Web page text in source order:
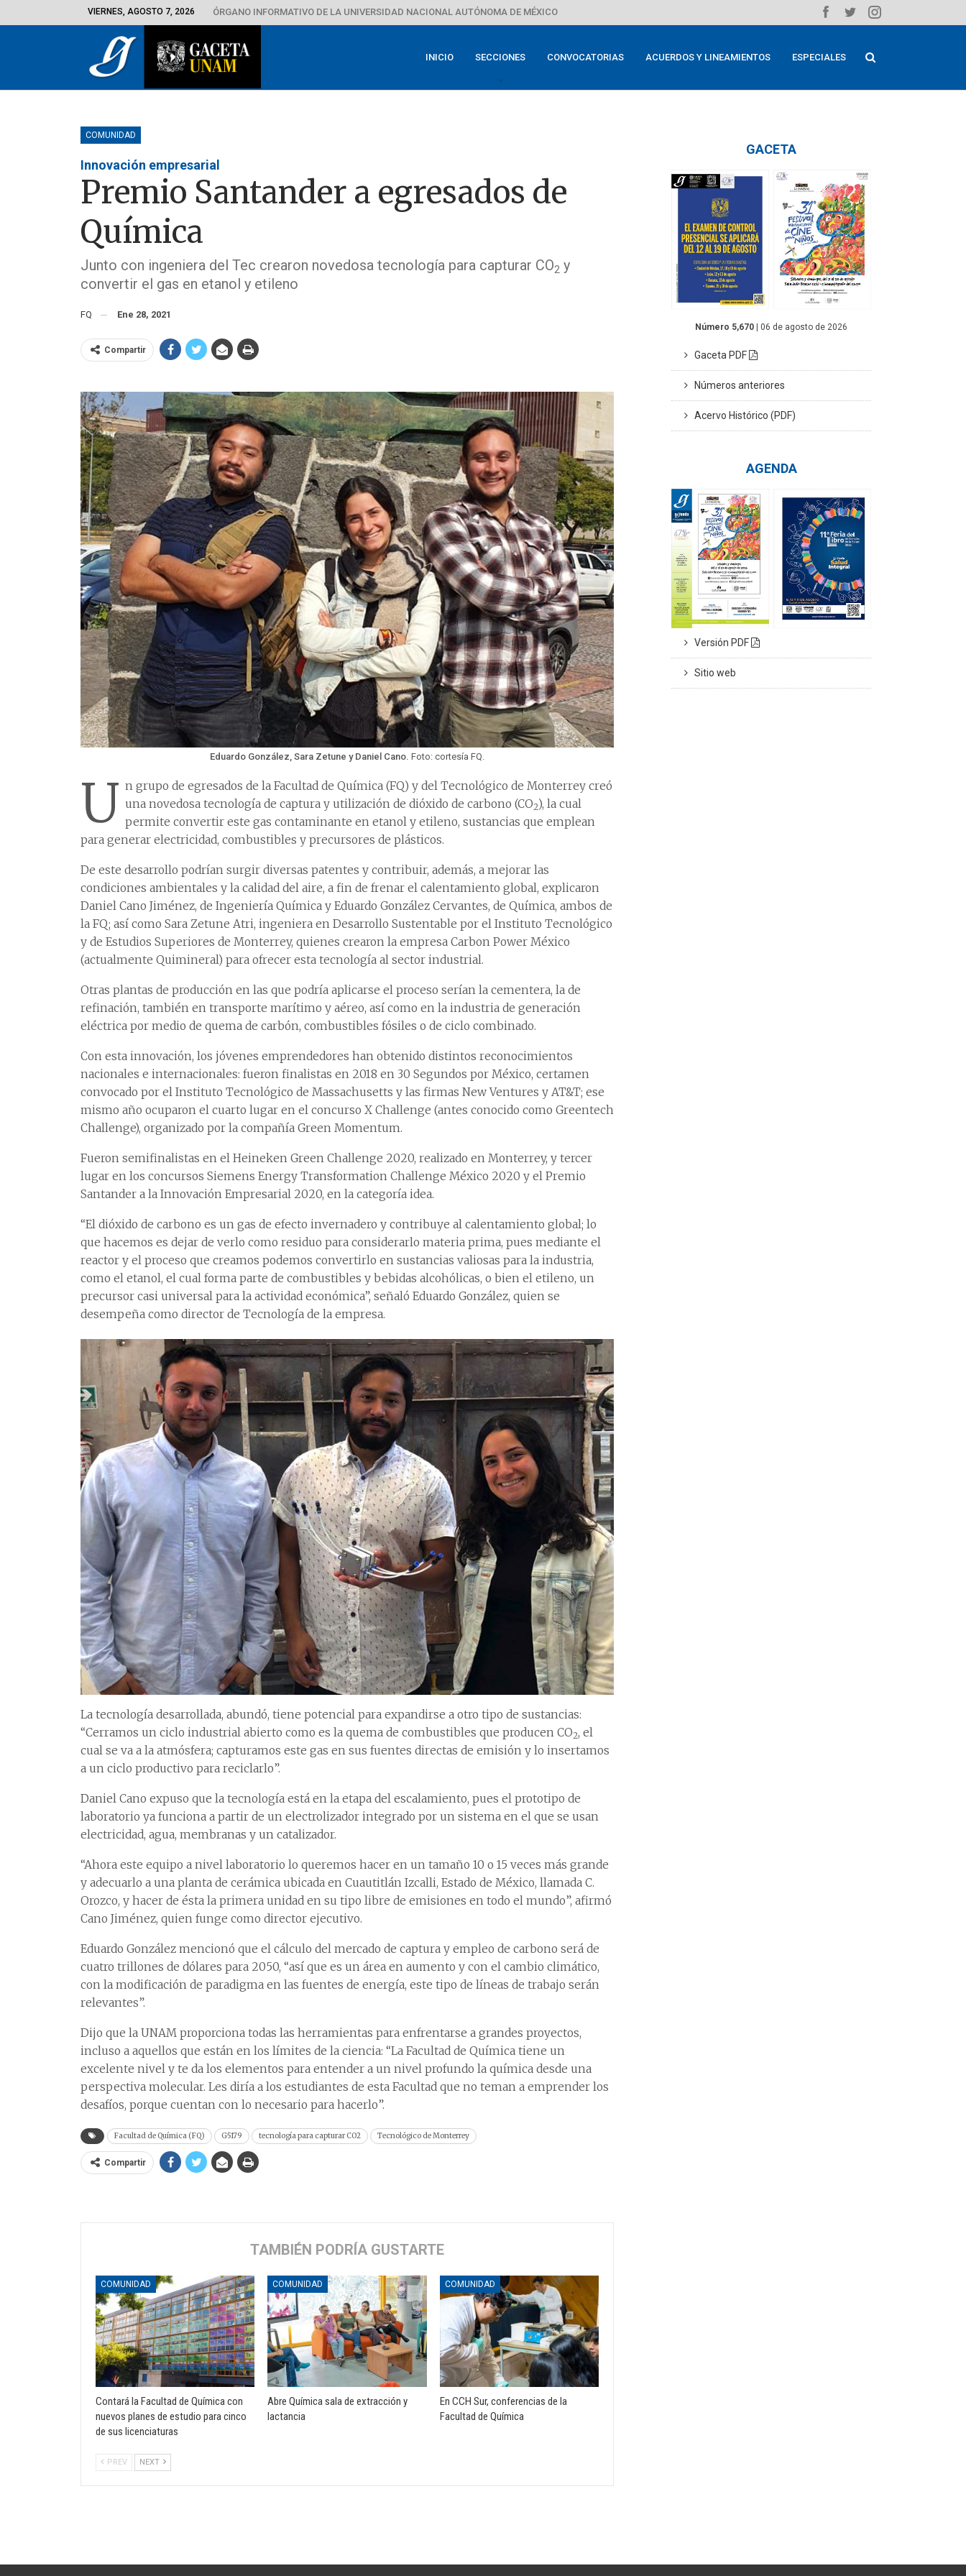
VIERNES, AGOSTO 7, 2026 ÓRGANO INFORMATIVO DE LA UNIVERSIDAD NACIONAL AUTÓNOMA DE MÉXICO
INICIO SECCIONES CONVOCATORIAS ACUERDOS Y LINEAMIENTOS ESPECIALES
COMUNIDAD
Innovación empresarial
Premio Santander a egresados de
Química
Junto con ingeniera del Tec crearon novedosa tecnología para capturar CO2 y
convertir el gas en etanol y etileno
FQ Ene 28, 2021
Compartir
Eduardo González, Sara Zetune y Daniel Cano.Foto: cortesía FQ.
U n grupo de egresados de la Facultad de Química (FQ) y del Tecnológico de Monterrey creó
una novedosa tecnología de captura y utilización de dióxido de carbono (CO2), la cual
permite convertir este gas contaminante en etanol y etileno, sustancias que emplean
para generar electricidad, combustibles y precursores de plásticos.
De este desarrollo podrían surgir diversas patentes y contribuir, además, a mejorar las
condiciones ambientales y la calidad del aire, a fin de frenar el calentamiento global, explicaron
Daniel Cano Jiménez, de Ingeniería Química y Eduardo González Cervantes, de Química, ambos de
la FQ; así como Sara Zetune Atri, ingeniera en Desarrollo Sustentable por el Instituto Tecnológico
y de Estudios Superiores de Monterrey, quienes crearon la empresa Carbon Power México
(actualmente Quimineral) para ofrecer esta tecnología al sector industrial.
Otras plantas de producción en las que podría aplicarse el proceso serían la cementera, la de
refinación, también en transporte marítimo y aéreo, así como en la industria de generación
eléctrica por medio de quema de carbón, combustibles fósiles o de ciclo combinado.
Con esta innovación, los jóvenes emprendedores han obtenido distintos reconocimientos
nacionales e internacionales: fueron finalistas en 2018 en 30 Segundos por México, certamen
convocado por el Instituto Tecnológico de Massachusetts y las firmas New Ventures y AT&T; ese
mismo año ocuparon el cuarto lugar en el concurso X Challenge (antes conocido como Greentech
Challenge), organizado por la compañía Green Momentum.
Fueron semifinalistas en el Heineken Green Challenge 2020, realizado en Monterrey, y tercer
lugar en los concursos Siemens Energy Transformation Challenge México 2020 y el Premio
Santander a la Innovación Empresarial 2020, en la categoría idea.
“El dióxido de carbono es un gas de efecto invernadero y contribuye al calentamiento global; lo
que hacemos es dejar de verlo como residuo para considerarlo materia prima, pues mediante el
reactor y el proceso que creamos podemos convertirlo en sustancias valiosas para la industria,
como el etanol, el cual forma parte de combustibles y bebidas alcohólicas, o bien el etileno, un
precursor casi universal para la actividad económica”, señaló Eduardo González, quien se
desempeña como director de Tecnología de la empresa.
La tecnología desarrollada, abundó, tiene potencial para expandirse a otro tipo de sustancias:
“Cerramos un ciclo industrial abierto como es la quema de combustibles que producen CO2, el
cual se va a la atmósfera; capturamos este gas en sus fuentes directas de emisión y lo insertamos
a un ciclo productivo para reciclarlo”.
Daniel Cano expuso que la tecnología está en la etapa del escalamiento, pues el prototipo de
laboratorio ya funciona a partir de un electrolizador integrado por un sistema en el que se usan
electricidad, agua, membranas y un catalizador.
“Ahora este equipo a nivel laboratorio lo queremos hacer en un tamaño 10 o 15 veces más grande
y adecuarlo a una planta de cerámica ubicada en Cuautitlán Izcalli, Estado de México, llamada C.
Orozco, y hacer de ésta la primera unidad en su tipo libre de emisiones en todo el mundo”, afirmó
Cano Jiménez, quien funge como director ejecutivo.
Eduardo González mencionó que el cálculo del mercado de captura y empleo de carbono será de
cuatro trillones de dólares para 2050, “así que es un área en aumento y con el cambio climático,
con la modificación de paradigma en las fuentes de energía, este tipo de líneas de trabajo serán
relevantes”.
Dijo que la UNAM proporciona todas las herramientas para enfrentarse a grandes proyectos,
incluso a aquellos que están en los límites de la ciencia: “La Facultad de Química tiene un
excelente nivel y te da los elementos para entender a un nivel profundo la química desde una
perspectiva molecular. Les diría a los estudiantes de esta Facultad que no teman a emprender los
desafíos, porque cuentan con lo necesario para hacerlo”.
Facultad de Química (FQ) G5179 tecnología para capturar CO2 Tecnológico de Monterrey
Compartir
TAMBIÉN PODRÍA GUSTARTE
COMUNIDAD
Contará la Facultad de Química con
nuevos planes de estudio para cinco
de sus licenciaturas
COMUNIDAD
Abre Química sala de extracción y
lactancia
COMUNIDAD
En CCH Sur, conferencias de la
Facultad de Química
PREV NEXT
GACETA
Número 5,670 | 06 de agosto de 2026
Gaceta PDF
Números anteriores
Acervo Histórico (PDF)
AGENDA
Versión PDF
Sitio web